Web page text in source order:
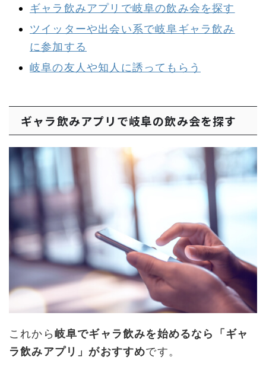
ギャラ飲みアプリで岐阜の飲み会を探す
ツイッターや出会い系で岐阜ギャラ飲み
に参加する
岐阜の友人や知人に誘ってもらう
ギャラ飲みアプリで岐阜の飲み会を探す
これから岐阜でギャラ飲みを始めるなら「ギャ
ラ飲みアプリ」がおすすめです。